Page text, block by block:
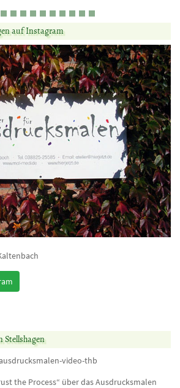
Meditative Tage in der Klause unterm
Retreat in Stellshagen
Informationen
Stellshagen
the Process“ über das Ausdrucksmalen